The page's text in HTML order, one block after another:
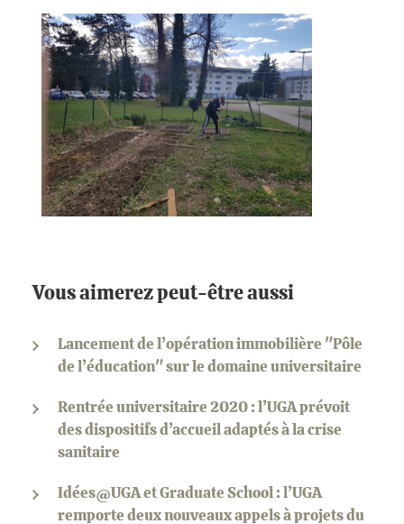
Vous aimerez peut-être aussi
Lancement de l’opération immobilière "Pôle
de l’éducation" sur le domaine universitaire
Rentrée universitaire 2020 : l’UGA prévoit
des dispositifs d’accueil adaptés à la crise
sanitaire
Idées@UGA et Graduate School : l’UGA
remporte deux nouveaux appels à projets du